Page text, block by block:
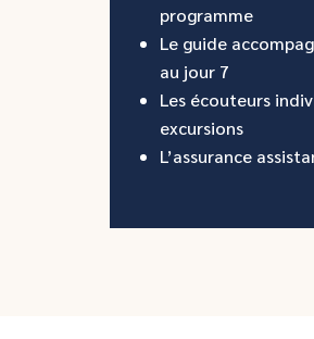
programme
Le guide
au jour 7
Les écouteurs
excursions
L’assurance